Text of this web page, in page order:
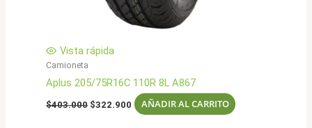
Vista rápida
Camioneta
Aplus 205/75R16C 110R 8L A867
$403.000 El
$322.900 El
precio
AÑADIR AL CARRITO